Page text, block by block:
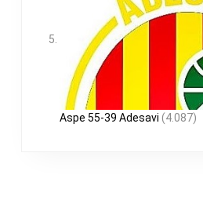
Aspe 55-39 Adesavi (4.087)